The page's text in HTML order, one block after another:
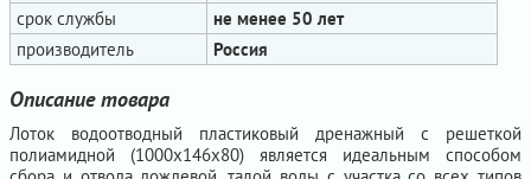
срок службы
не менее 50 лет
производитель
Россия
Описание товара
Лоток водоотводный пластиковый дренажный с решеткой
полиамидной (1000х146х80) является идеальным способом